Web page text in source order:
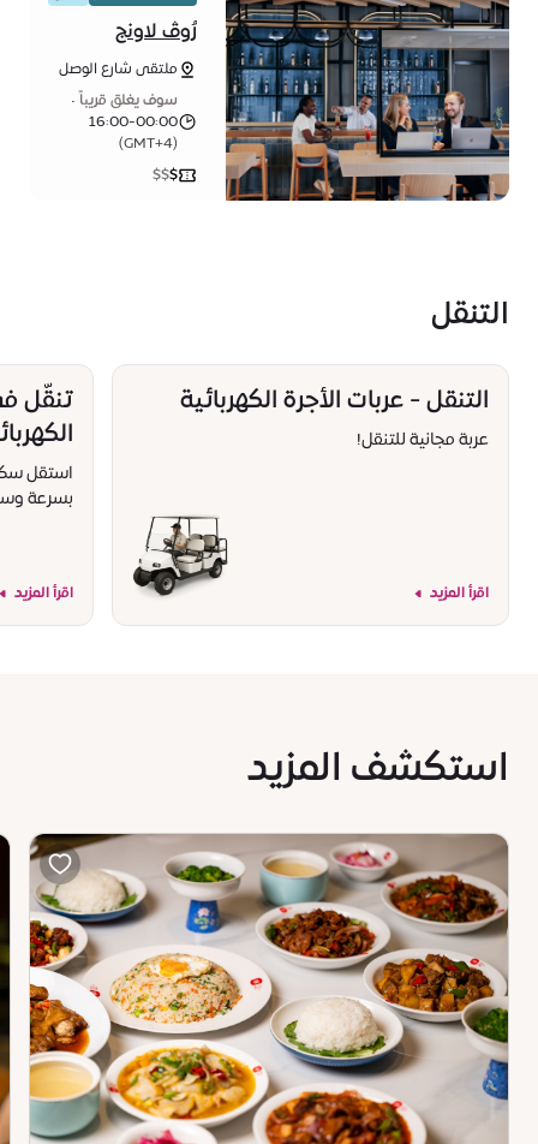
رُوڤ لاونج
ملتقى شارع الوصل
وشارع الأفق
سوف يغلق قريباً •
16:00-00:00
(GMT+4)
$
$
$
التنقل
التنقل - عربات الأجرة الكهربائية
عربة مجانية للتنقل!
اقرأ المزيد
تنقّل
استقل
بسرعة
اقرأ المزيد
استكشف المزيد